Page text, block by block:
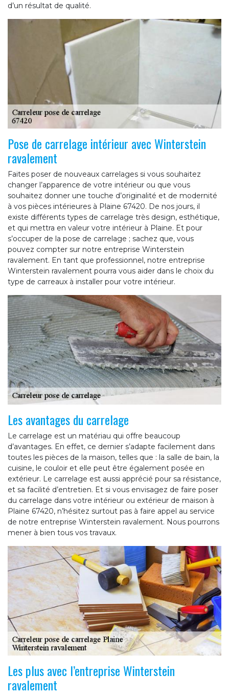
d’un résultat de qualité.
Pose de carrelage intérieur avec Winterstein
ravalement
Faites poser de nouveaux carrelages si vous souhaitez
changer l’apparence de votre intérieur ou que vous
souhaitez donner une touche d’originalité et de modernité
à vos pièces intérieures à Plaine 67420. De nos jours, il
existe différents types de carrelage très design, esthétique,
et qui mettra en valeur votre intérieur à Plaine. Et pour
s’occuper de la pose de carrelage ; sachez que, vous
pouvez compter sur notre entreprise Winterstein
ravalement. En tant que professionnel, notre entreprise
Winterstein ravalement pourra vous aider dans le choix du
type de carreaux à installer pour votre intérieur.
Les avantages du carrelage
Le carrelage est un matériau qui offre beaucoup
d’avantages. En effet, ce dernier s’adapte facilement dans
toutes les pièces de la maison, telles que : la salle de bain, la
cuisine, le couloir et elle peut être également posée en
extérieur. Le carrelage est aussi apprécié pour sa résistance,
et sa facilité d’entretien. Et si vous envisagez de faire poser
du carrelage dans votre intérieur ou extérieur de maison à
Plaine 67420, n’hésitez surtout pas à faire appel au service
de notre entreprise Winterstein ravalement. Nous pourrons
mener à bien tous vos travaux.
Les plus avec l’entreprise Winterstein
ravalement